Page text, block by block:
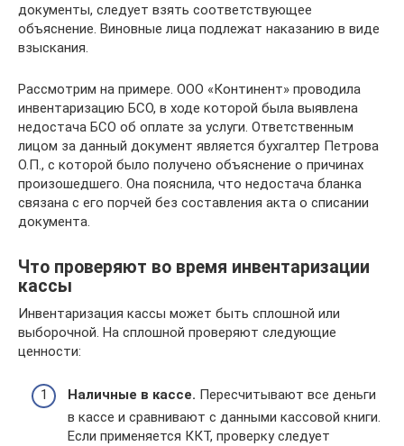
документы, следует взять соответствующее
объяснение. Виновные лица подлежат наказанию в виде
взыскания.
Рассмотрим на примере. ООО «Континент» проводила
инвентаризацию БСО, в ходе которой была выявлена
недостача БСО об оплате за услуги. Ответственным
лицом за данный документ является бухгалтер Петрова
О.П., с которой было получено объяснение о причинах
произошедшего. Она пояснила, что недостача бланка
связана с его порчей без составления акта о списании
документа.
Что проверяют во время инвентаризации
кассы
Инвентаризация кассы может быть сплошной или
выборочной. На сплошной проверяют следующие
ценности:
Наличные в кассе. Пересчитывают все деньги
в кассе и сравнивают с данными кассовой книги.
Если применяется ККТ, проверку следует